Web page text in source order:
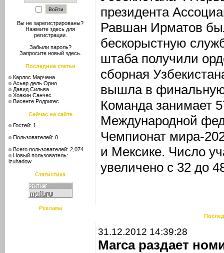
Вы не зарегистрированы?
Нажмите здесь для
регистрации.
Забыли пароль?
Запросите новый здесь.
Последние статьи
Карлос Марчена
Асьер дель Орно
Давид Сильва
Хоакин Санчес
Висенте Родригес
Сейчас на сайте
Гостей: 1
Пользователей: 0
Всего пользователей: 2,074
Новый пользователь:
izuhadow
Статистика
Реклама
президента
Равшан Ирматов
бескорыстную
штаба получили
сборная
вышла в
Команда занимает
Международной
Чемпионат мира-
и Мексике. Число
увеличено с 32 до
31.12.2012 14:39:28
Marca раздает